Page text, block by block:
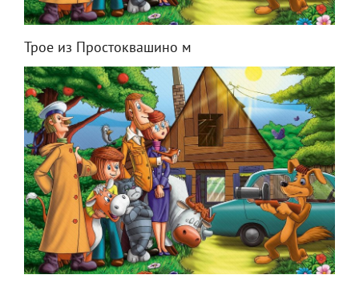
Трое из Простоквашино м